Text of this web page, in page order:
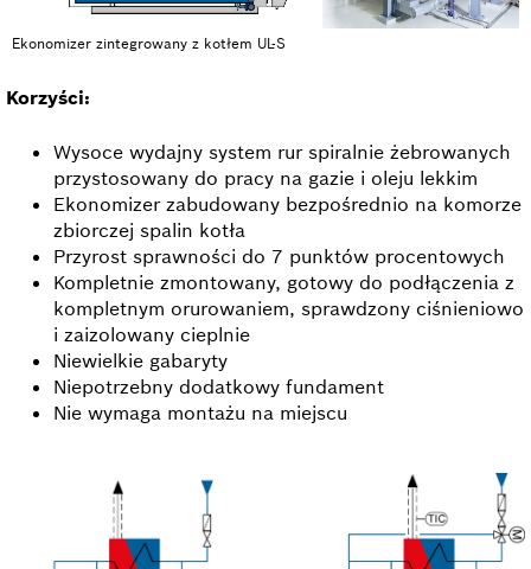
Ekonomizer zintegrowany z kotłem UL-S
Korzyści:
Wysoce wydajny system rur spiralnie żebrowanych
przystosowany do pracy na gazie i oleju lekkim
Ekonomizer zabudowany bezpośrednio na komorze
zbiorczej spalin kotła
Przyrost sprawności do 7 punktów procentowych
Kompletnie zmontowany, gotowy do podłączenia z
kompletnym orurowaniem, sprawdzony ciśnieniowo
i zaizolowany cieplnie
Niewielkie gabaryty
Niepotrzebny dodatkowy fundament
Nie wymaga montażu na miejscu